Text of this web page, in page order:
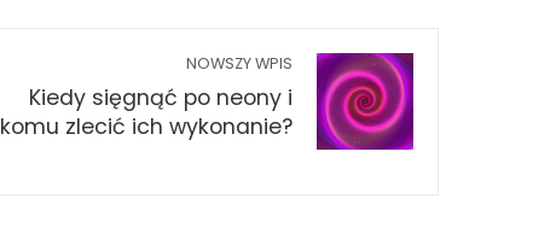
NOWSZY WPIS
Kiedy sięgnąć po neony i
komu zlecić ich wykonanie?